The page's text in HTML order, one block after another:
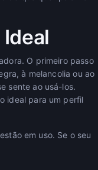
O primeiro passo
à melancolia ou ao
sente ao usá-los.
ideal para um perfil
em uso. Se o seu